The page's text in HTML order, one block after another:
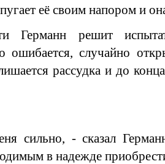
её своим напором и
Германн решит
случайно
рассудка и до
сильно, - сказал
в надежде